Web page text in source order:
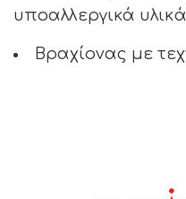
υποαλλεργικά
Βραχίονας με